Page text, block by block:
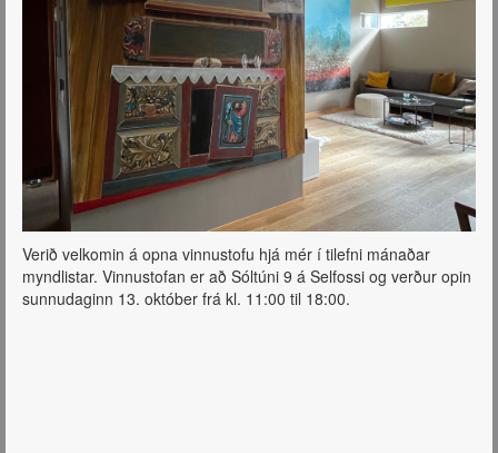
Verið velkomin á opna vinnustofu hjá mér í tilefni mánaðar
myndlistar. Vinnustofan er að Sóltúni 9 á Selfossi og verður opin
sunnudaginn 13. október frá kl. 11:00 til 18:00.